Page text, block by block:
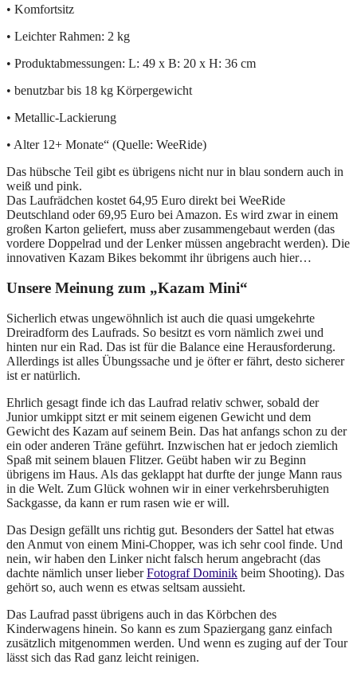
• Komfortsitz
• Leichter Rahmen: 2 kg
• Produktabmessungen: L: 49 x B: 20 x H: 36 cm
• benutzbar bis 18 kg Körpergewicht
• Metallic-Lackierung
• Alter 12+ Monate“ (Quelle: WeeRide)
Das hübsche Teil gibt es übrigens nicht nur in blau sondern auch in
weiß und pink.
Das Laufrädchen kostet 64,95 Euro direkt bei WeeRide
Deutschland oder 69,95 Euro bei Amazon. Es wird zwar in einem
großen Karton geliefert, muss aber zusammengebaut werden (das
vordere Doppelrad und der Lenker müssen angebracht werden). Die
innovativen Kazam Bikes bekommt ihr übrigens auch hier…
Unsere Meinung zum „Kazam Mini“
Sicherlich etwas ungewöhnlich ist auch die quasi umgekehrte
Dreiradform des Laufrads. So besitzt es vorn nämlich zwei und
hinten nur ein Rad. Das ist für die Balance eine Herausforderung.
Allerdings ist alles Übungssache und je öfter er fährt, desto sicherer
ist er natürlich.
Ehrlich gesagt finde ich das Laufrad relativ schwer, sobald der
Junior umkippt sitzt er mit seinem eigenen Gewicht und dem
Gewicht des Kazam auf seinem Bein. Das hat anfangs schon zu der
ein oder anderen Träne geführt. Inzwischen hat er jedoch ziemlich
Spaß mit seinem blauen Flitzer. Geübt haben wir zu Beginn
übrigens im Haus. Als das geklappt hat durfte der junge Mann raus
in die Welt. Zum Glück wohnen wir in einer verkehrsberuhigten
Sackgasse, da kann er rum rasen wie er will.
Das Design gefällt uns richtig gut. Besonders der Sattel hat etwas
den Anmut von einem Mini-Chopper, was ich sehr cool finde. Und
nein, wir haben den Linker nicht falsch herum angebracht (das
dachte nämlich unser lieberFotograf Dominik beim Shooting). Das
gehört so, auch wenn es etwas seltsam aussieht.
Das Laufrad passt übrigens auch in das Körbchen des
Kinderwagens hinein. So kann es zum Spaziergang ganz einfach
zusätzlich mitgenommen werden. Und wenn es zuging auf der Tour
lässt sich das Rad ganz leicht reinigen.